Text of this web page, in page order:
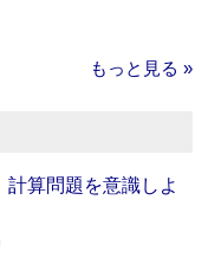
もっと見る »
計算問題を意識しよ